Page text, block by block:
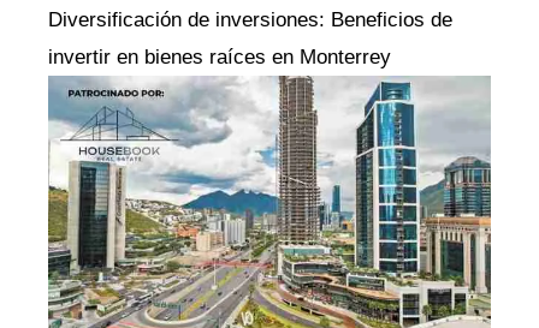
Diversificación de inversiones: Beneficios de
invertir en bienes raíces en Monterrey